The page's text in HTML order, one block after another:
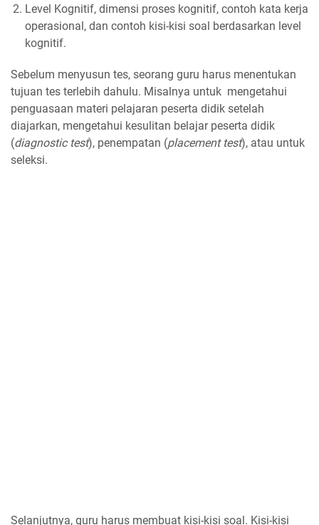
Level Kognitif, dimensi proses kognitif, contoh kata kerja
operasional, dan contoh kisi-kisi soal berdasarkan level
kognitif.
Sebelum menyusun tes, seorang guru harus menentukan
tujuan tes terlebih dahulu. Misalnya untuk mengetahui
penguasaan materi pelajaran peserta didik setelah
diajarkan, mengetahui kesulitan belajar peserta didik
(diagnostic test), penempatan (placement test), atau untuk
seleksi.
Selanjutnya, guru harus membuat kisi-kisi soal. Kisi-kisi